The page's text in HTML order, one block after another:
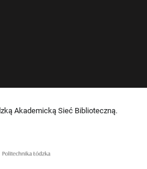
Akademicką Sieć Biblioteczną.